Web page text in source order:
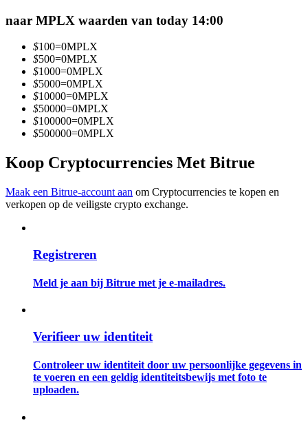
Big data-analyse inclusief handelsinformatie, enz.
Futures-startgids
naar MPLX waarden van today 14:00
$100=0MPLX
$500=0MPLX
$1000=0MPLX
$5000=0MPLX
$10000=0MPLX
$50000=0MPLX
$100000=0MPLX
$500000=0MPLX
Koop Cryptocurrencies Met Bitrue
Maak een Bitrue-account aan om Cryptocurrencies te kopen en
verkopen op de veiligste crypto exchange.
Registreren
Meld je aan bij Bitrue met je e-mailadres.
Verifieer uw identiteit
Controleer uw identiteit door uw persoonlijke gegevens in
te voeren en een geldig identiteitsbewijs met foto te
uploaden.